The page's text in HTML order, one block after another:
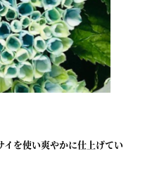
イを使い爽やかに仕上げてい